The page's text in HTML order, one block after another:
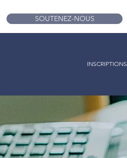
SOUTENEZ-NOUS
INSCRIPTIONS